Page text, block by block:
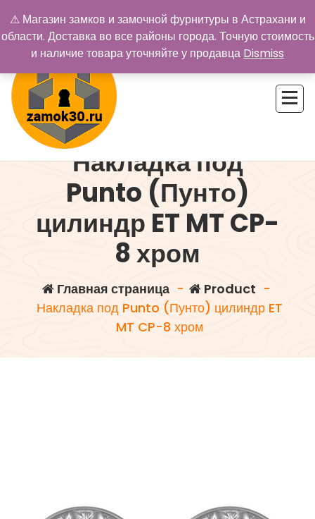
содержимому
Накладка под
Punto (Пунто)
цилиндр ET MT CP-
8 хром
Главная страница - Product -
Накладка под Punto (Пунто) цилиндр ET
MT CP-8 хром
⚠ Магазин замков и замочной фурнитуры в Астрахани и
области. Доставка во все районы города. Точную стоимость
и наличие товара уточняйте у продавца Dismiss